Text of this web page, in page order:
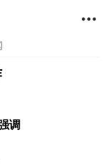

调